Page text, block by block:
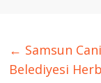
← Samsun
Belediyesi